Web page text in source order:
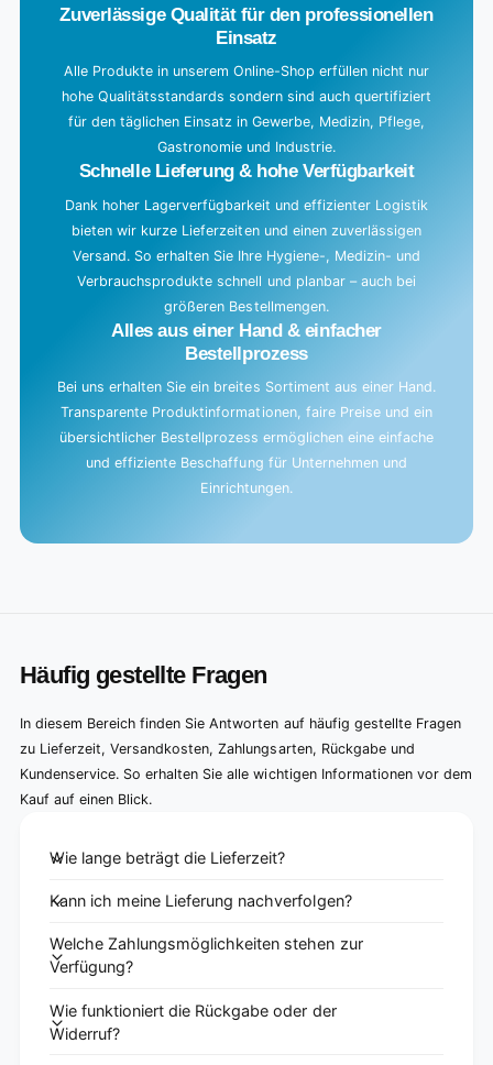
Zuverlässige Qualität für den professionellen
Einsatz
Alle Produkte in unserem Online-Shop erfüllen nicht nur
hohe Qualitätsstandards sondern sind auch quertifiziert
für den täglichen Einsatz in Gewerbe, Medizin, Pflege,
Gastronomie und Industrie.
Schnelle Lieferung & hohe Verfügbarkeit
Dank hoher Lagerverfügbarkeit und effizienter Logistik
bieten wir kurze Lieferzeiten und einen zuverlässigen
Versand. So erhalten Sie Ihre Hygiene-, Medizin- und
Verbrauchsprodukte schnell und planbar – auch bei
größeren Bestellmengen.
Alles aus einer Hand & einfacher
Bestellprozess
Bei uns erhalten Sie ein breites Sortiment aus einer Hand.
Transparente Produktinformationen, faire Preise und ein
übersichtlicher Bestellprozess ermöglichen eine einfache
und effiziente Beschaffung für Unternehmen und
Einrichtungen.
Häufig gestellte Fragen
In diesem Bereich finden Sie Antworten auf häufig gestellte Fragen
zu Lieferzeit, Versandkosten, Zahlungsarten, Rückgabe und
Kundenservice. So erhalten Sie alle wichtigen Informationen vor dem
Kauf auf einen Blick.
Wie lange beträgt die Lieferzeit?
Kann ich meine Lieferung nachverfolgen?
Welche Zahlungsmöglichkeiten stehen zur
Verfügung?
Wie funktioniert die Rückgabe oder der
Widerruf?